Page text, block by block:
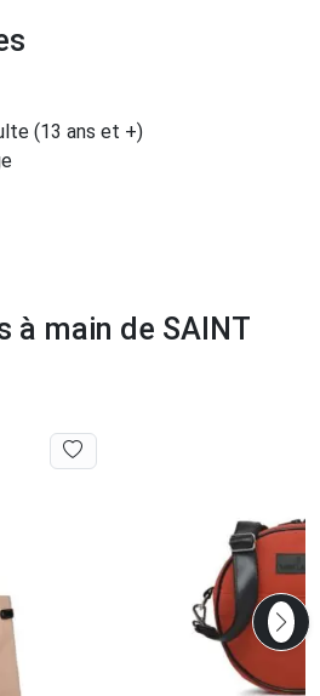
(13 ans et +)
à main de SAINT